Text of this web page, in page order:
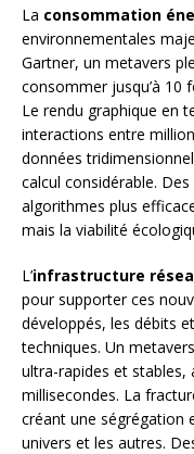
La consommation
environnementales
Gartner, un metavers
consommer jusqu’à 10
Le rendu graphique en
interactions entre
données
calcul considérable.
algorithmes plus
mais la viabilité
L’infrastructure
pour supporter ces
développés, les débits
techniques. Un
ultra-rapides et stables,
millisecondes. La
créant une ségrégation
univers et les autres.